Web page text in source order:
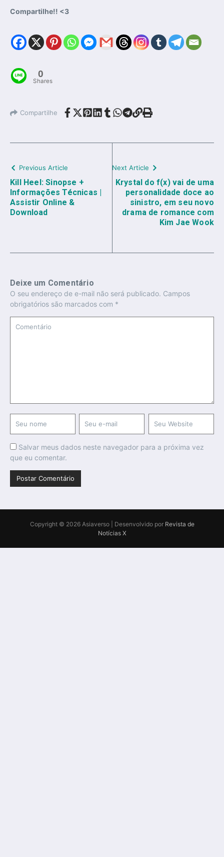
Compartilhe!! <3
0
Shares
Compartilhe
Previous Article
Kill Heel: Sinopse +
Informações Técnicas |
Assistir Online &
Download
Next Article
Krystal do f(x) vai de uma
personalidade doce ao
sinistro, em seu novo
drama de romance com
Kim Jae Wook
Deixe um Comentário
O seu endereço de e-mail não será publicado. Campos
obrigatórios são marcados com *
Salvar meus dados neste navegador para a próxima vez
que eu comentar.
Copyright © 2026 Asiaverso | Desenvolvido por Revista de
Notícias X